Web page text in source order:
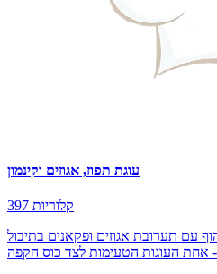
עוגת תפוז, אגוזים וקינמון
397 קלוריות
עם תערובת אגוזים ופקאנים בתיבול
- אחת העוגות הטעימות לצד כוס הקפה